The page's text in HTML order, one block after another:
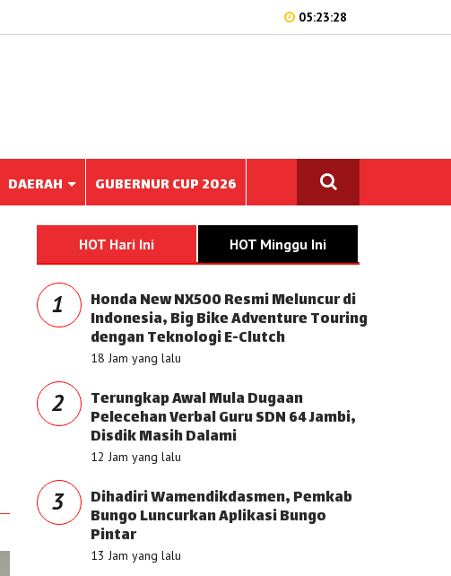
05:23:28
DAERAH GUBERNUR CUP 2026
HOT Hari Ini HOT Minggu Ini
1 Honda New NX500 Resmi Meluncur di
Indonesia, Big Bike Adventure Touring
dengan Teknologi E-Clutch
18 Jam yang lalu
2 Terungkap Awal Mula Dugaan
Pelecehan Verbal Guru SDN 64 Jambi,
Disdik Masih Dalami
12 Jam yang lalu
3 Dihadiri Wamendikdasmen, Pemkab
Bungo Luncurkan Aplikasi Bungo
Pintar
13 Jam yang lalu